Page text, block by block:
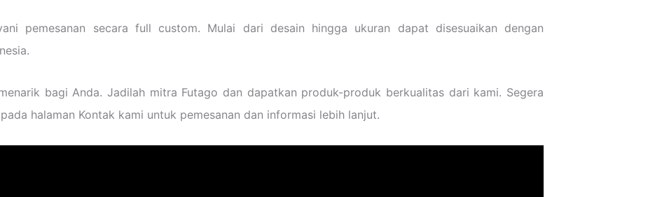
pemesanan secara full custom. Mulai dari desain hingga ukuran dapat disesuaikan dengan
bagi Anda. Jadilah mitra Futago dan dapatkan produk-produk berkualitas dari kami. Segera
halaman Kontak kami untuk pemesanan dan informasi lebih lanjut.